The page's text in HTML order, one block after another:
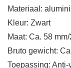
Materiaal:
Kleur: Zwart
Maat: Ca. 58
Bruto gewicht:
Toepassing: